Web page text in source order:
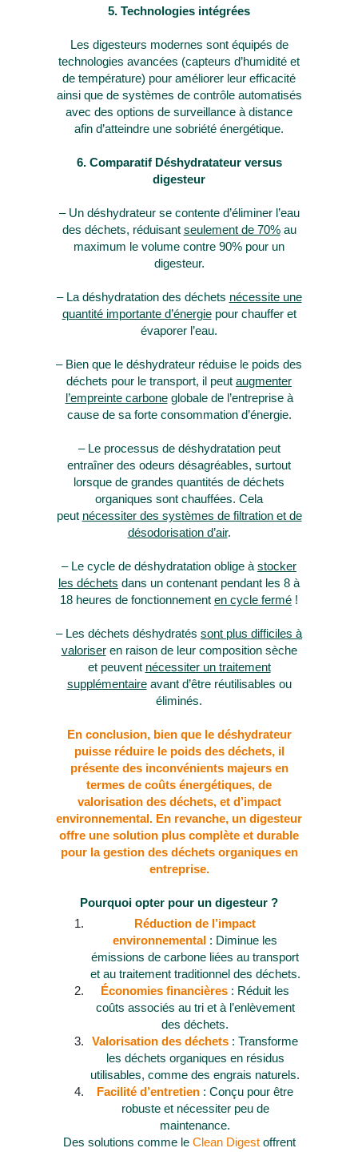
5. Technologies intégrées
Les digesteurs modernes sont équipés de
technologies avancées (capteurs d’humidité et
de température) pour améliorer leur efficacité
ainsi que de systèmes de contrôle automatisés
avec des options de surveillance à distance
afin d’atteindre une sobriété énergétique.
6. Comparatif Déshydratateur versus
digesteur
– Un déshydrateur se contente d’éliminer l’eau
des déchets, réduisant seulement de 70%au
maximum le volume contre 90% pour un
digesteur.
– La déshydratation des déchets nécessite une
quantité importante d’énergiepour chauffer et
évaporer l’eau.
– Bien que le déshydrateur réduise le poids des
déchets pour le transport, il peut augmenter
l’empreinte carboneglobale de l’entreprise à
cause de sa forte consommation d’énergie.
– Le processus de déshydratation peut
entraîner des odeurs désagréables, surtout
lorsque de grandes quantités de déchets
organiques sont chauffées. Cela
peut nécessiter des systèmes de filtration et de
désodorisation d’air.
– Le cycle de déshydratation oblige à stocker
les déchets dans un contenant pendant les 8 à
18 heures de fonctionnement en cycle fermé !
– Les déchets déshydratés sont plus difficiles à
valoriseren raison de leur composition sèche
et peuvent nécessiter un traitement
supplémentaireavant d’être réutilisables ou
éliminés.
En conclusion, bien que le déshydrateur
puisse réduire le poids des déchets, il
présente des inconvénients majeurs en
termes de coûts énergétiques, de
valorisation des déchets, et d’impact
environnemental. En revanche, un digesteur
offre une solution plus complète et durable
pour la gestion des déchets organiques en
entreprise.
Pourquoi opter pour un digesteur ?
Réduction de l’impact
environnemental : Diminue les
émissions de carbone liées au transport
et au traitement traditionnel des déchets.
Économies financières : Réduit les
coûts associés au tri et à l’enlèvement
des déchets.
Valorisation des déchets : Transforme
les déchets organiques en résidus
utilisables, comme des engrais naturels.
Facilité d’entretien : Conçu pour être
robuste et nécessiter peu de
maintenance.
Des solutions comme le Clean Digestoffrent